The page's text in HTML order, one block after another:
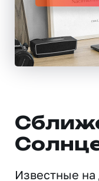
Известные